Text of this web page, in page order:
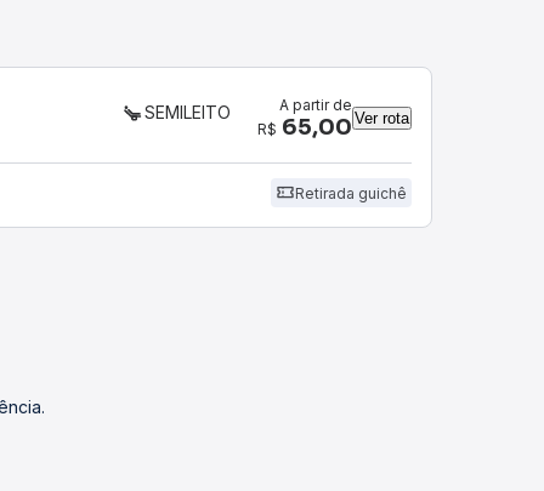
SEMILEITO
A partir de
R$ 65,00 Ver rota
Retirada guichê